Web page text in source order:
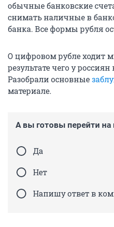
обычные банковские
снимать наличные в
банка. Все формы рубля
О цифровом рубле ходит
результате чего у
Разобрали основные
материале.
А вы готовы перейти
Да
Нет
Напишу ответ в